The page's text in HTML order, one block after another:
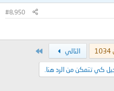
#8,950
التالي
كي تتمكن من الرد هنا.